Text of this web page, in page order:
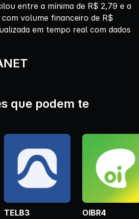
entre a mínima de R$ 2,79 e a
com volume financeiro de R$
em tempo real com dados
que podem te
TELB3 OIBR4